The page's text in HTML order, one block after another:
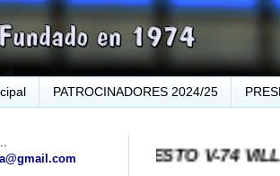
PATROCINADORES 2024/25
BALONCESTO V-74 VILLENA